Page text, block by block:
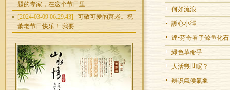
题的专家，在这个节日里
[2024-03-09 06:29:43]
可敬可爱的萧老。祝
萧老节日快乐！ 我要
何如流浪
護心小徑
達•芬奇看了鲸鱼化石
緑色革命乎
人活幾世呢？
辨识氣侯氣象